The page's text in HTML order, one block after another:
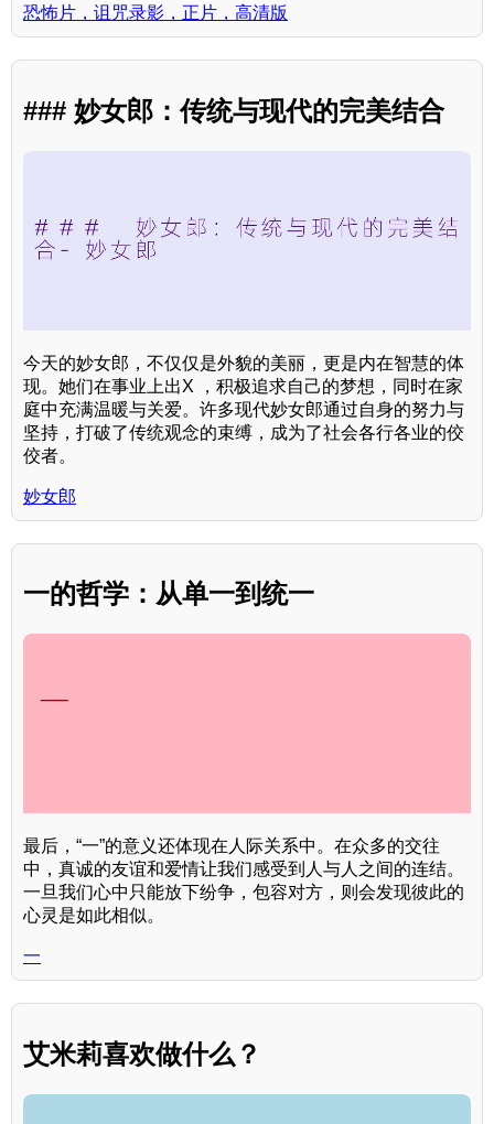
恐怖片，诅咒录影，正片，高清版
### 妙女郎：传统与现代的完美结合
今天的妙女郎，不仅仅是外貌的美丽，更是内在智慧的体
现。她们在事业上出X ，积极追求自己的梦想，同时在家
庭中充满温暖与关爱。许多现代妙女郎通过自身的努力与
坚持，打破了传统观念的束缚，成为了社会各行各业的佼
佼者。
妙女郎
一的哲学：从单一到统一
最后，“一”的意义还体现在人际关系中。在众多的交往
中，真诚的友谊和爱情让我们感受到人与人之间的连结。
一旦我们心中只能放下纷争，包容对方，则会发现彼此的
心灵是如此相似。
一
艾米莉喜欢做什么？